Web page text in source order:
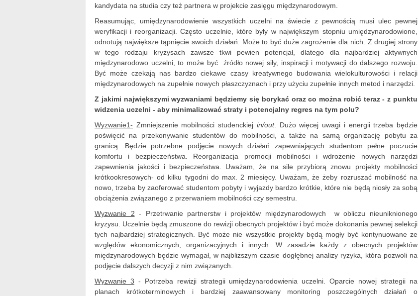
kandydata na studia czy też partnera w projekcie zasięgu międzynarodowym.
Reasumując, umiędzynarodowienie wszystkich uczelni na świecie z pewnością musi ulec pewnej
weryfikacji i reorganizacji. Często uczelnie, które były w największym stopniu umiędzynarodowione,
odnotują największe tąpnięcie swoich działań. Może to być duże zagrożenie dla nich. Z drugiej strony
w tego rodzaju kryzysach zawsze tkwi pewien potencjał, dlatego dla najbardziej aktywnych
międzynarodowo uczelni, to może być źródło nowej siły, inspiracji i motywacji do dalszego rozwoju.
Być może czekają nas bardzo ciekawe czasy kreatywnego budowania wielokulturowości i relacji
międzynarodowych na zupełnie nowych płaszczyznach i przy użyciu zupełnie innych metod i narzędzi.
Z jakimi największymi wyzwaniami będziemy się borykać oraz co można robić teraz - z punktu
widzenia uczelni - aby minimalizować straty i potencjalny regres na tym polu?
Wyzwanie1- Zmniejszenie mobilności studenckiej in/out. Dużo więcej uwagi i energii trzeba będzie
poświęcić na przekonywanie studentów do mobilności, a także na samą organizację pobytu za
granicą. Będzie potrzebne podjęcie nowych działań zapewniających studentom pełne poczucie
komfortu i bezpieczeństwa. Reorganizacja promocji mobilności i wdrożenie nowych narzędzi
zapewnienia jakości i bezpieczeństwa. Uważam, że na sile przybiorą znowu projekty mobilności
krótkookresowych- od kilku tygodni do max. 2 miesięcy. Uważam, że żeby rozruszać mobilność na
nowo, trzeba by zaoferować studentom pobyty i wyjazdy bardzo krótkie, które nie będą niosły za sobą
obciążenia związanego z przerwaniem mobilności czy semestru.
Wyzwanie 2 - Przetrwanie partnerstw i projektów międzynarodowych w obliczu nieuniknionego
kryzysu. Uczelnie będą zmuszone do rewizji obecnych projektów i być może dokonania pewnej selekcji
tych najbardziej strategicznych. Być może nie wszystkie projekty będą mogły być kontynuowane ze
względów ekonomicznych, organizacyjnych i innych. W zasadzie każdy z obecnych projektów
międzynarodowych będzie wymagał, w najbliższym czasie dogłębnej analizy ryzyka, która pozwoli na
podjęcie dalszych decyzji z nim związanych.
Wyzwanie 3 - Potrzeba rewizji strategii umiędzynarodowienia uczelni. Oparcie nowej strategii na
planach krótkoterminowych i bardziej zaawansowany monitoring poszczególnych działań o